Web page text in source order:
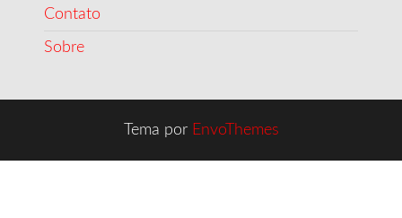
Contato
Sobre
Tema por EnvoThemes